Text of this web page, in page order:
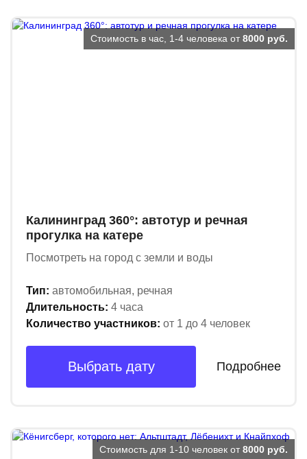
Калининград 360°: автотур и речная
прогулка на катере
Посмотреть на город с земли и воды
Тип: автомобильная, речная
Длительность: 4 часа
Количество участников: от 1 до 4 человек
Стоимость в час, 1-4 человека от 8000 руб.
Выбрать дату Подробнее
Стоимость для 1-10 человек от 8000 руб.